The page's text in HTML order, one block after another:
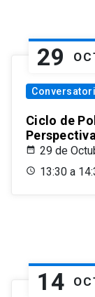
29
Ciclo de
29 de
13:30 a
14